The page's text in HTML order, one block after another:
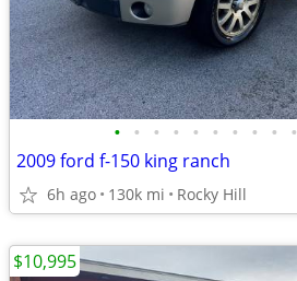
• • • • • • • • • •
2009 ford f-150 king ranch
6h ago 130k mi Rocky Hill
$10,995